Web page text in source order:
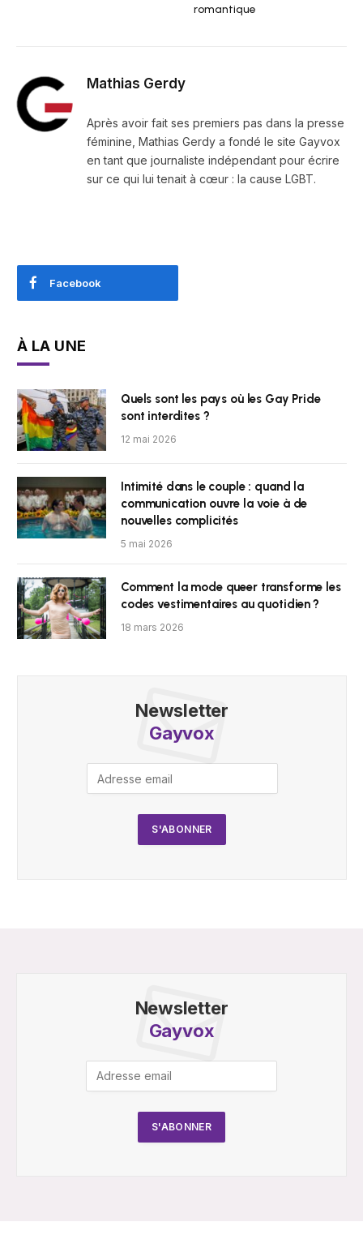
romantique
Mathias Gerdy
Après avoir fait ses premiers pas dans la presse
féminine, Mathias Gerdy a fondé le site Gayvox
en tant que journaliste indépendant pour écrire
sur ce qui lui tenait à cœur : la cause LGBT.
Facebook
À LA UNE
Quels sont les pays où les Gay Pride
sont interdites ?
12 mai 2026
Intimité dans le couple : quand la
communication ouvre la voie à de
nouvelles complicités
5 mai 2026
Comment la mode queer transforme les
codes vestimentaires au quotidien ?
18 mars 2026
Newsletter
Gayvox
Newsletter
Gayvox